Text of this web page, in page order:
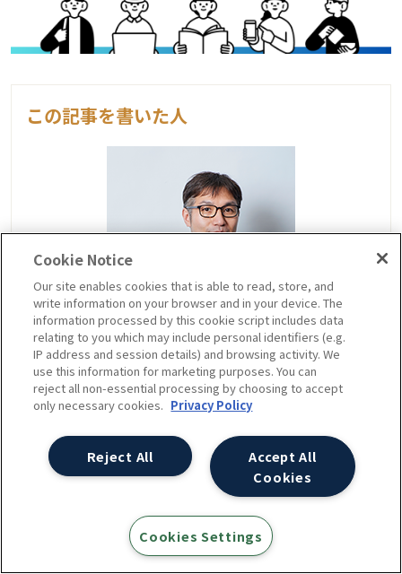
この記事を書いた人
寳 洋平
チーフデジタル広告コンサルタント
編集・ライターからデジタル広告・マーケティング
の世界へ。顧客のビジネス成長を支援する上で
「聴くこと」と「対話すること」を大切にしてい
る。アナリティクスアソシエーション(A2i)のセミ
ナー編集委員。料理好き。放送大学選科履修生。3
Cookie Notice
Our site enables cookies that is able to read, store, and
write information on your browser and in your device. The
information processed by this cookie script includes data
relating to you which may include personal identifiers (e.g.
IP address and session details) and browsing activity. We
use this information for marketing purposes. You can
reject all non-essential processing by choosing to accept
only necessary cookies. Privacy Policy
Accept All
Cookies
Reject All
Cookies Settings